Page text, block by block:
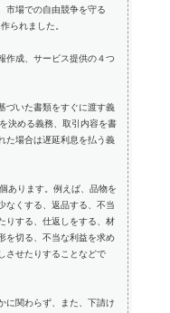
市場での自由競争を守る
られました。
作成、サービス提供の４つ
づいた書類をすぐに渡す義
決める義務、取引内容を書
た場合は遅延利息を払う義
あります。例えば、品物を
なくする、返品する、不当
りする、仕返しをする、材
を切る、不当な利益を求め
させたりすることなどで
に関わらず、また、下請け